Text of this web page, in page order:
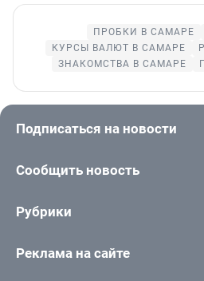
ПРОБКИ В САМАРЕ
КУРСЫ ВАЛЮТ В САМАРЕ
ЗНАКОМСТВА В САМАРЕ
Подписаться на новости
Сообщить новость
Рубрики
Реклама на сайте